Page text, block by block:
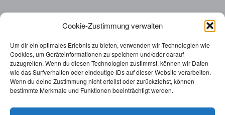
Cookie-Zustimmung verwalten
Um dir ein optimales Erlebnis zu bieten, verwenden wir Technologien wie
Cookies, um Geräteinformationen zu speichern und/oder darauf
zuzugreifen. Wenn du diesen Technologien zustimmst, können wir Daten
wie das Surfverhalten oder eindeutige IDs auf dieser Website verarbeiten.
Wenn du deine Zustimmung nicht erteilst oder zurückziehst, können
bestimmte Merkmale und Funktionen beeinträchtigt werden.
Telefon:
0676814287655
sekretariat@drbolz.at
ORDINATIONSZEITEN
Telefonische Terminvereinbarung: Montag – Freitag von